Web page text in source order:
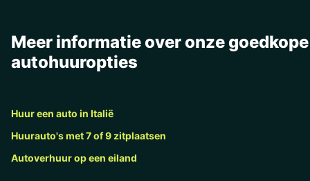
Meer informatie over onze goedkope
autohuuropties
Huur een auto in Italië
Huurauto's met 7 of 9 zitplaatsen
Autoverhuur op een eiland